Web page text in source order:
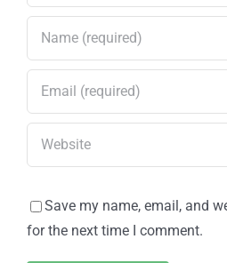
Save my name, email, and
for the next time I comment.